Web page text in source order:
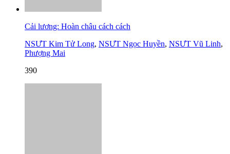
Cải lương: Hoàn châu cách cách
NSƯT Kim Tử Long, NSƯT Ngọc Huyền, NSƯT Vũ Linh,
Phượng Mai
390